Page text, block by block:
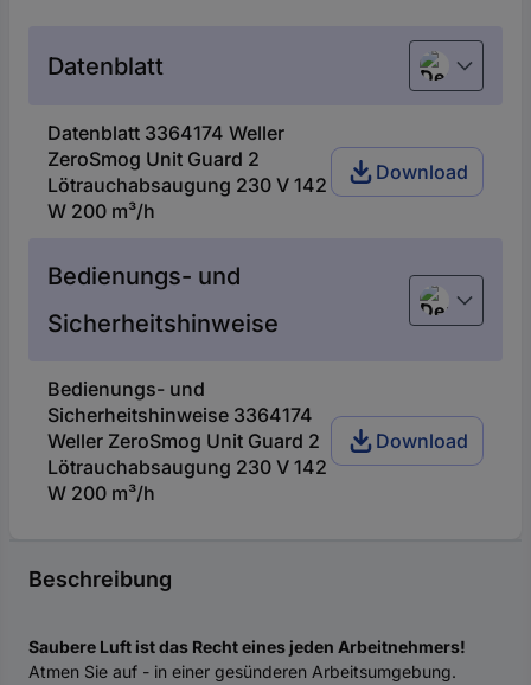
Datenblatt Deutsch
Datenblatt 3364174 Weller
ZeroSmog Unit Guard 2
Lötrauchabsaugung 230 V 142
W 200 m³/h
Download
Bedienungs- und
Sicherheitshinweise
Deutsch
Bedienungs- und
Sicherheitshinweise 3364174
Weller ZeroSmog Unit Guard 2
Lötrauchabsaugung 230 V 142
W 200 m³/h
Download
Beschreibung
Saubere Luft ist das Recht eines jeden Arbeitnehmers!
Atmen Sie auf - in einer gesünderen Arbeitsumgebung.